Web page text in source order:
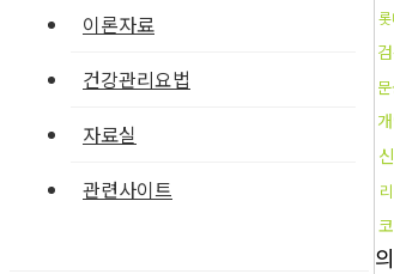
이론자료
건강관리요법
자료실
관련사이트
의